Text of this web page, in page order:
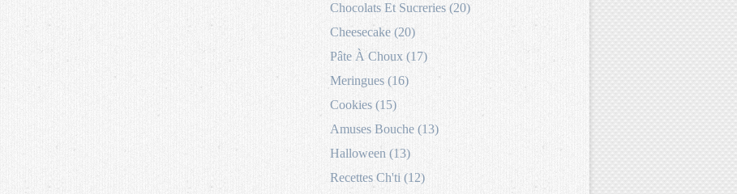
Chocolats Et Sucreries (20)
Cheesecake (20)
Pâte À Choux (17)
Meringues (16)
Cookies (15)
Amuses Bouche (13)
Halloween (13)
Recettes Ch'ti (12)